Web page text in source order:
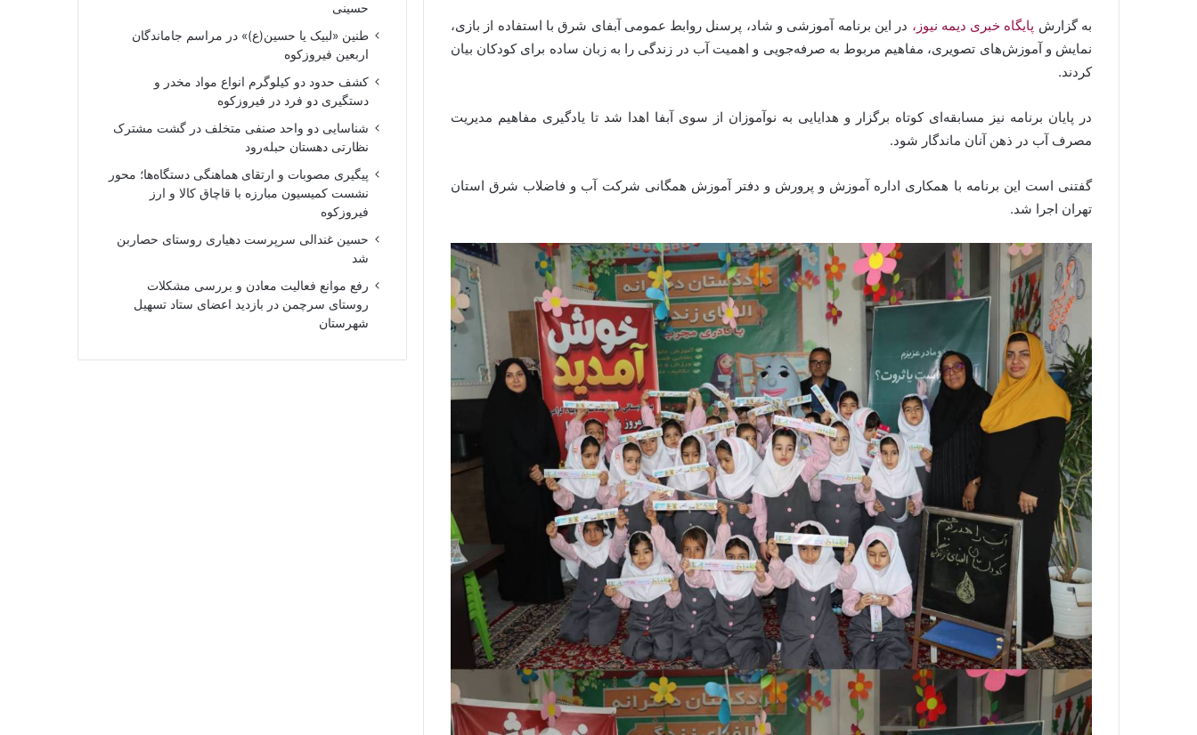
به گزارش پایگاه خبری دیمه نیوز، در این برنامه آموزشی و شاد، پرسنل روابط عمومی آبفای شرق با استفاده از بازی،
نمایش و آموزش‌های تصویری، مفاهیم مربوط به صرفه‌جویی و اهمیت آب در زندگی را به زبان ساده برای کودکان بیان
کردند.
در پایان برنامه نیز مسابقه‌ای کوتاه برگزار و هدایایی به نوآموزان از سوی آبفا اهدا شد تا یادگیری مفاهیم مدیریت
مصرف آب در ذهن آنان ماندگار شود.
گفتنی است این برنامه با همکاری اداره آموزش و پرورش و دفتر آموزش‌ همگانی شرکت آب و فاضلاب شرق استان
تهران اجرا شد.
حسینی
طنین «لبیک یا حسین(ع)» در مراسم جاماندگان
اربعین فیروزکوه
کشف حدود دو کیلوگرم انواع مواد مخدر و
دستگیری دو فرد در فیروزکوه
شناسایی دو واحد صنفی متخلف در گشت مشترک
نظارتی دهستان حبله‌رود
پیگیری مصوبات و ارتقای هماهنگی دستگاه‌ها؛ محور
نشست کمیسیون مبارزه با قاچاق کالا و ارز
فیروزکوه
حسین غندالی سرپرست دهیاری روستای حصاربن
شد
رفع موانع فعالیت معادن و بررسی مشکلات
روستای سرچمن در بازدید اعضای ستاد تسهیل
شهرستان